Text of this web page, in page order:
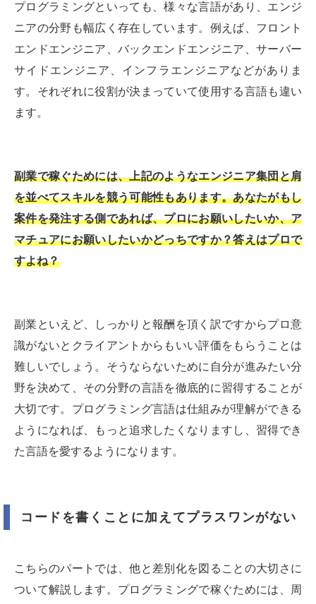
プログラミングといっても、様々な言語があり、エンジ
ニアの分野も幅広く存在しています。例えば、フロント
エンドエンジニア、バックエンドエンジニア、サーバー
サイドエンジニア、インフラエンジニアなどがありま
す。それぞれに役割が決まっていて使用する言語も違い
ます。
副業で稼ぐためには、上記のようなエンジニア集団と肩
を並べてスキルを競う可能性もあります。あなたがもし
案件を発注する側であれば、プロにお願いしたいか、ア
マチュアにお願いしたいかどっちですか？答えはプロで
すよね？
副業といえど、しっかりと報酬を頂く訳ですからプロ意
識がないとクライアントからもいい評価をもらうことは
難しいでしょう。そうならないために自分が進みたい分
野を決めて、その分野の言語を徹底的に習得することが
大切です。プログラミング言語は仕組みが理解ができる
ようになれば、もっと追求したくなりますし、習得でき
た言語を愛するようになります。
コードを書くことに加えてプラスワンがない
こちらのパートでは、他と差別化を図ることの大切さに
ついて解説します。プログラミングで稼ぐためには、周